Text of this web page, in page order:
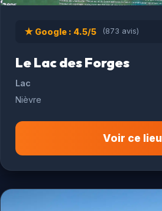
★ Google : 4.5/5 (873 avis)
Le Lac des Forges
Lac
Nièvre
Voir ce lieu